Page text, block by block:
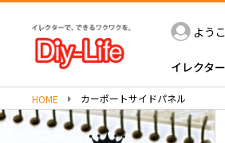
よう
イレクタ
HOME カーポートサイドパネル